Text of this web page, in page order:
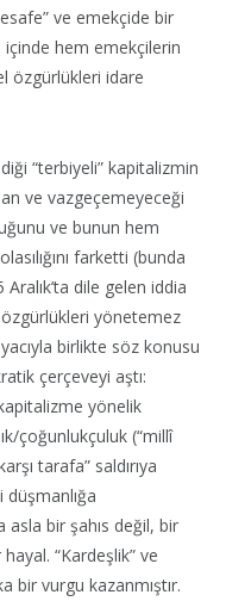
ve emekçide bir
hem emekçilerin
özgürlükleri idare
“terbiyeli” kapitalizmin
ve vazgeçemeyeceği
ve bunun hem
farketti (bunda
dile gelen iddia
yönetemez
birlikte söz konusu
çerçeveyi aştı:
yönelik
çoğunlukçuluk (“millî
tarafa” saldırıya
asla bir şahıs değil, bir
“Kardeşlik” ve
bir vurgu kazanmıştır.